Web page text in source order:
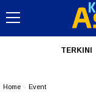
TERKINI
Home Event